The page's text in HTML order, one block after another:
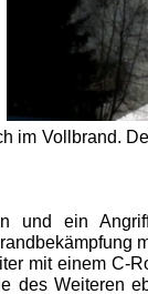
im Vollbrand.
und ein
mit einem C-
des Weiteren